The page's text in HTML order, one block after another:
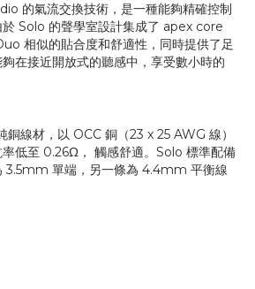
的氣流交換技術，是一種能夠精確控制
於 Solo 的聲學室設計集成了 apex core
相似的貼合度和舒適性，同時提供了足
在接近開放式的聽感中，享受數小時的
線材，以 OCC 銅（23 x 25 AWG 線）
低至 0.26Ω， 觸感舒適。Solo 標準配備
3.5mm 單端，另一條為 4.4mm 平衡線